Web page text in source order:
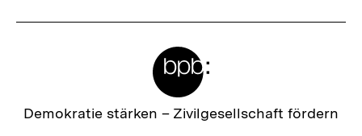
Zur
Demokratie stärken – Zivilgesellschaft fördern